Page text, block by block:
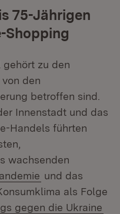
75-Jährigen
Shopping
gehört zu den
den
betroffen sind.
Innenstadt und das
Handels führten
wachsenden
und das
als Folge
gegen die Ukraine